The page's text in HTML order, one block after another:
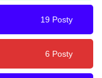
19 Posty
6 Posty